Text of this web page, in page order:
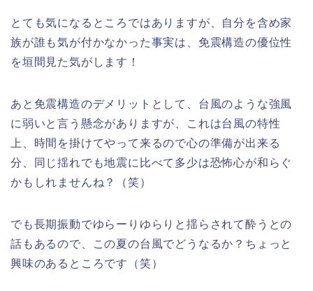
とても気になるところではありますが、自分を含め家
族が誰も気が付かなかった事実は、免震構造の優位性
を垣間見た気がします！
あと免震構造のデメリットとして、台風のような強風
に弱いと言う懸念がありますが、これは台風の特性
上、時間を掛けてやって来るので心の準備が出来る
分、同じ揺れでも地震に比べて多少は恐怖心が和らぐ
かもしれませんね？（笑）
でも長期振動でゆらーりゆらりと揺らされて酔うとの
話もあるので、この夏の台風でどうなるか？ちょっと
興味のあるところです（笑）